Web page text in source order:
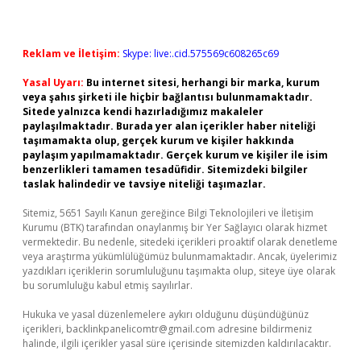
Reklam ve İletişim: Skype: live:.cid.575569c608265c69
Yasal Uyarı: Bu internet sitesi, herhangi bir marka, kurum
veya şahıs şirketi ile hiçbir bağlantısı bulunmamaktadır.
Sitede yalnızca kendi hazırladığımız makaleler
paylaşılmaktadır. Burada yer alan içerikler haber niteliği
taşımamakta olup, gerçek kurum ve kişiler hakkında
paylaşım yapılmamaktadır. Gerçek kurum ve kişiler ile isim
benzerlikleri tamamen tesadüfidir. Sitemizdeki bilgiler
taslak halindedir ve tavsiye niteliği taşımazlar.
Sitemiz, 5651 Sayılı Kanun gereğince Bilgi Teknolojileri ve İletişim
Kurumu (BTK) tarafından onaylanmış bir Yer Sağlayıcı olarak hizmet
vermektedir. Bu nedenle, sitedeki içerikleri proaktif olarak denetleme
veya araştırma yükümlülüğümüz bulunmamaktadır. Ancak, üyelerimiz
yazdıkları içeriklerin sorumluluğunu taşımakta olup, siteye üye olarak
bu sorumluluğu kabul etmiş sayılırlar.
Hukuka ve yasal düzenlemelere aykırı olduğunu düşündüğünüz
içerikleri, backlinkpanelicomtr@gmail.com adresine bildirmeniz
halinde, ilgili içerikler yasal süre içerisinde sitemizden kaldırılacaktır.